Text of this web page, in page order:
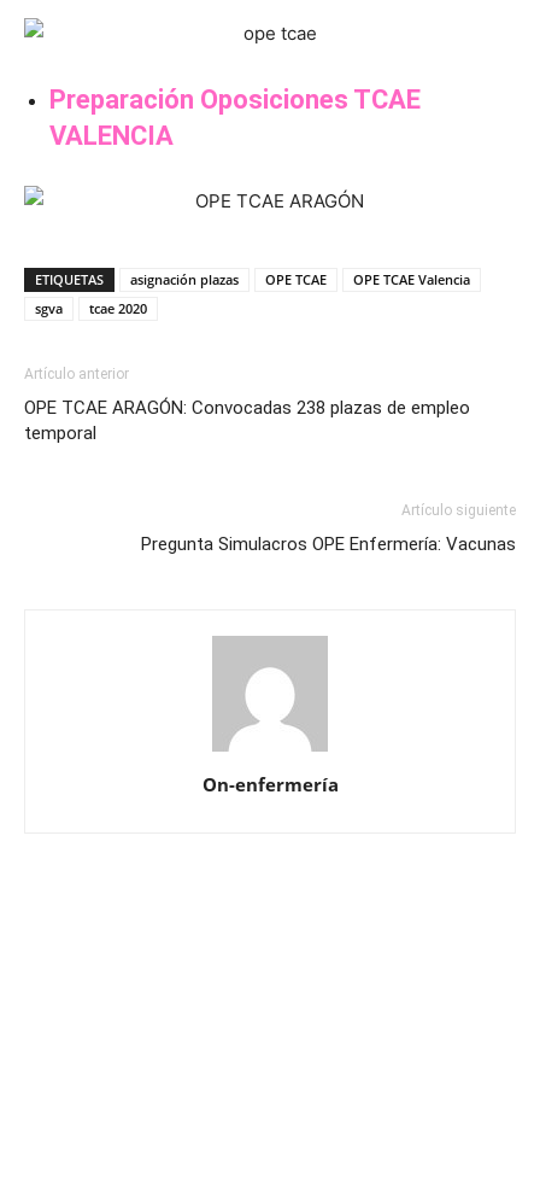
Preparación Oposiciones TCAE
VALENCIA
ETIQUETAS asignación plazas OPE TCAE
OPE TCAE Valencia
sgva
tcae 2020
Artículo anterior
OPE TCAE ARAGÓN: Convocadas 238 plazas de empleo
temporal
Artículo siguiente
Pregunta Simulacros OPE Enfermería: Vacunas
On-enfermería